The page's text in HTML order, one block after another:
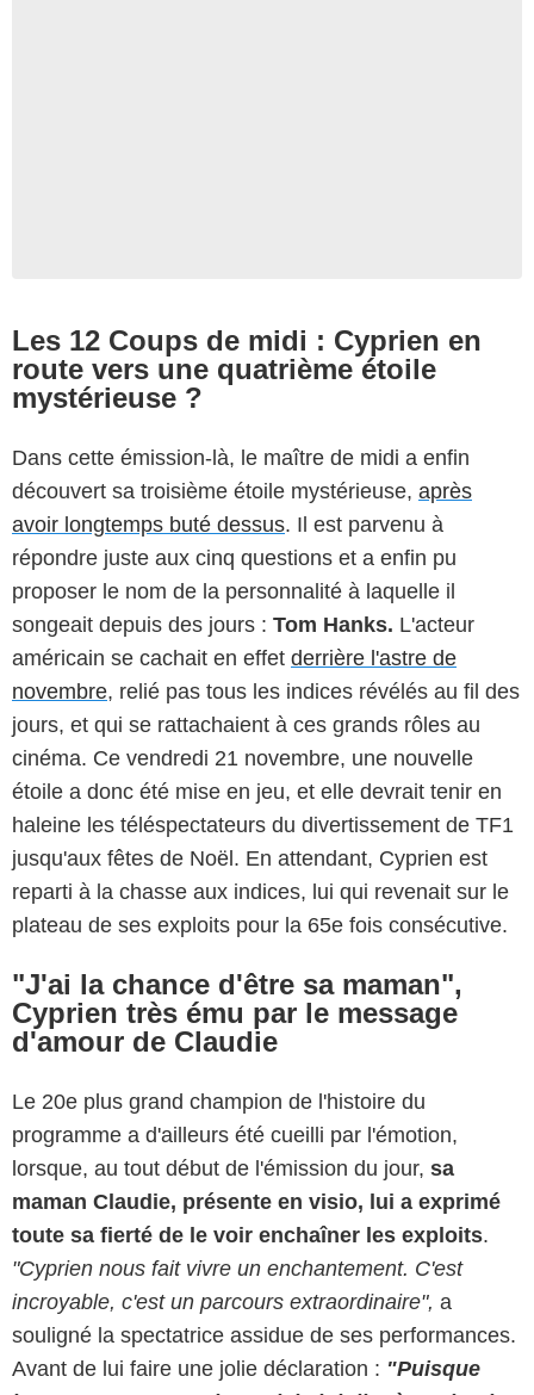
Les 12 Coups de midi : Cyprien en
route vers une quatrième étoile
mystérieuse ?
Dans cette émission-là, le maître de midi a enfin
découvert sa troisième étoile mystérieuse, après
avoir longtemps buté dessus. Il est parvenu à
répondre juste aux cinq questions et a enfin pu
proposer le nom de la personnalité à laquelle il
songeait depuis des jours : Tom Hanks. L'acteur
américain se cachait en effet derrière l'astre de
novembre, relié pas tous les indices révélés au fil des
jours, et qui se rattachaient à ces grands rôles au
cinéma. Ce vendredi 21 novembre, une nouvelle
étoile a donc été mise en jeu, et elle devrait tenir en
haleine les téléspectateurs du divertissement de TF1
jusqu'aux fêtes de Noël. En attendant, Cyprien est
reparti à la chasse aux indices, lui qui revenait sur le
plateau de ses exploits pour la 65e fois consécutive.
"J'ai la chance d'être sa maman",
Cyprien très ému par le message
d'amour de Claudie
Le 20e plus grand champion de l'histoire du
programme a d'ailleurs été cueilli par l'émotion,
lorsque, au tout début de l'émission du jour, sa
maman Claudie, présente en visio, lui a exprimé
toute sa fierté de le voir enchaîner les exploits.
"Cyprien nous fait vivre un enchantement. C'est
incroyable, c'est un parcours extraordinaire", a
souligné la spectatrice assidue de ses performances.
Avant de lui faire une jolie déclaration : "Puisque